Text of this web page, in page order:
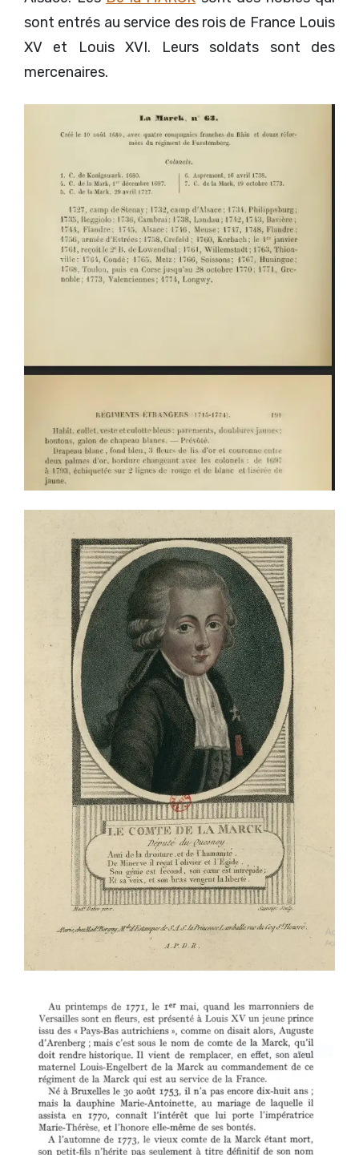
sont entrés au service des rois de France Louis
XV et Louis XVI. Leurs soldats sont des
mercenaires.